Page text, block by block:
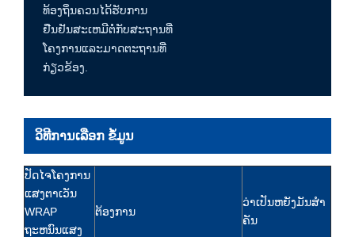
ທ້ອງຖິ່ນຄວນໄດ້ຮັບການ
ຢືນຢັນສະເຫມີຕໍ່ກັບສະຖານທີ່
ໂຄງການແລະມາດຕະຖານທີ່
ກ່ຽວຂ້ອງ.
ວິທີການເລືອກ ຂໍ້ມູນ
ປັດໄຈໂຄງການ
ແສງຕາເວັນ
WRAP
ຖະຫນົນແສງ
ຕ້ອງການ
ວ່າເປັນຫຍັງມັນສໍາ
ຄັນ